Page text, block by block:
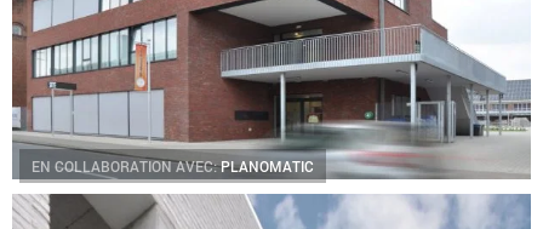
EN COLLABORATION AVEC:PLANOMATIC